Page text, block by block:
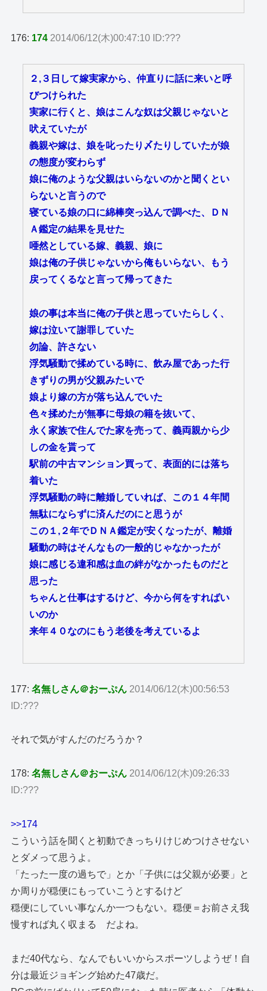
176: 174 2014/06/12(木)00:47:10 ID:???
２,３日して嫁実家から、仲直りに話に来いと呼
びつけられた
実家に行くと、娘はこんな奴は父親じゃないと
吠えていたが
義親や嫁は、娘を叱ったり〆たりしていたが娘
の態度が変わらず
娘に俺のような父親はいらないのかと聞くとい
らないと言うので
寝ている娘の口に綿棒突っ込んで調べた、ＤＮ
Ａ鑑定の結果を見せた
唖然としている嫁、義親、娘に
娘は俺の子供じゃないから俺もいらない、もう
戻ってくるなと言って帰ってきた
娘の事は本当に俺の子供と思っていたらしく、
嫁は泣いて謝罪していた
勿論、許さない
浮気騒動で揉めている時に、飲み屋であった行
きずりの男が父親みたいで
娘より嫁の方が落ち込んでいた
色々揉めたが無事に母娘の籍を抜いて、
永く家族で住んでた家を売って、義両親から少
しの金を貰って
駅前の中古マンション買って、表面的には落ち
着いた
浮気騒動の時に離婚していれば、この１４年間
無駄にならずに済んだのにと思うが
この１,２年でＤＮＡ鑑定が安くなったが、離婚
騒動の時はそんなもの一般的じゃなかったが
娘に感じる違和感は血の絆がなかったものだと
思った
ちゃんと仕事はするけど、今から何をすればい
いのか
来年４０なのにもう老後を考えているよ
177:名無しさん＠おーぷん 2014/06/12(木)00:56:53
ID:???
それで気がすんだのだろうか？
178:名無しさん＠おーぷん 2014/06/12(木)09:26:33
ID:???
>>174
こういう話を聞くと初動できっちりけじめつけさせない
とダメって思うよ。
「たった一度の過ちで」とか「子供には父親が必要」と
か周りが穏便にもっていこうとするけど
穏便にしていい事なんか一つもない。穏便＝お前さえ我
慢すれば丸く収まる だよね。
まだ40代なら、なんでもいいからスポーツしようぜ！自
分は最近ジョギング始めた47歳だ。